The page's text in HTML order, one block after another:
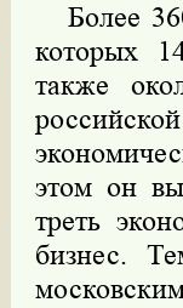
Более
которых
также
этом он
треть
бизнес.